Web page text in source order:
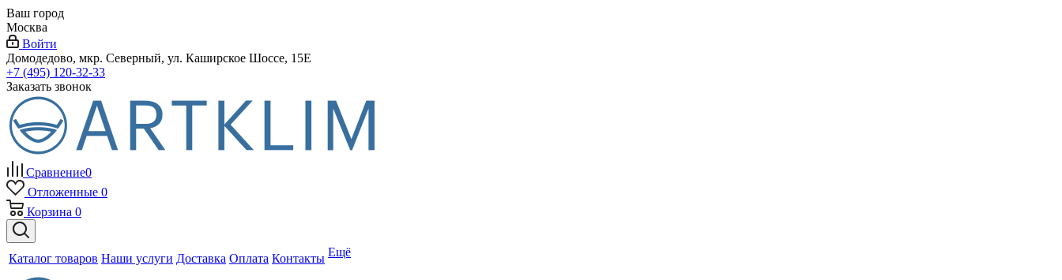
Ваш город
Москва
Войти
Домодедово, мкр. Северный, ул. Каширское Шоссе, 15Е
+7 (495) 120-32-33
Заказать звонок
Сравнение0
Отложенные 0
Корзина 0
Каталог товаров Наши услуги Доставка Оплата Контакты Ещё